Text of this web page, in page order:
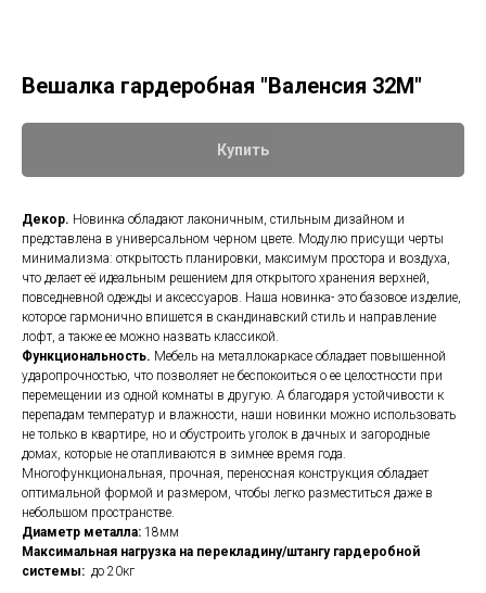
Вешалка гардеробная "Валенсия 32М"
Купить
Декор. Новинка обладают лаконичным, стильным дизайном и
представлена в универсальном черном цвете. Модулю присущи черты
минимализма: открытость планировки, максимум простора и воздуха,
что делает её идеальным решением для открытого хранения верхней,
повседневной одежды и аксессуаров. Наша новинка- это базовое изделие,
которое гармонично впишется в скандинавский стиль и направление
лофт, а также ее можно назвать классикой.
Функциональность. Мебель на металлокаркасе обладает повышенной
ударопрочностью, что позволяет не беспокоиться о ее целостности при
перемещении из одной комнаты в другую. А благодаря устойчивости к
перепадам температур и влажности, наши новинки можно использовать
не только в квартире, но и обустроить уголок в дачных и загородные
домах, которые не отапливаются в зимнее время года.
Многофункциональная, прочная, переносная конструкция обладает
оптимальной формой и размером, чтобы легко разместиться даже в
небольшом пространстве.
Диаметр металла: 18мм
Максимальная нагрузка на перекладину/штангу гардеробной
системы: до 20кг